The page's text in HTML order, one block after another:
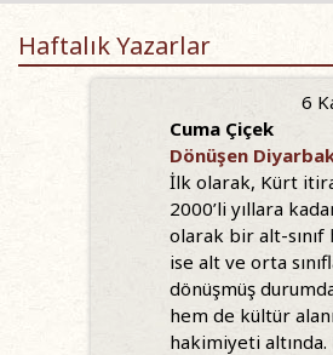
6
Cuma Çiçek
Dönüşen
İlk olarak, Kürt
2000’li yıllara
olarak bir alt-
ise alt ve orta
dönüşmüş
hem de kültür
hakimiyeti altında.
Haftalık Yazarlar